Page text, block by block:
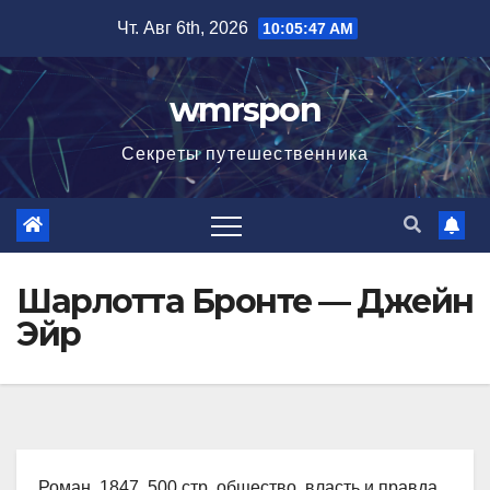
содержимому
Чт. Авг 6th, 2026 10:05:48 AM
wmrspon
Секреты путешественника
Шарлотта Бронте — Джейн
Эйр